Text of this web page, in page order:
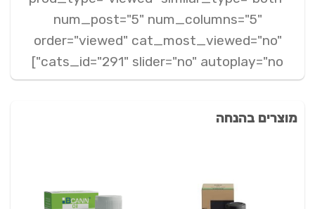
num_post="5" num_columns="5"
order="viewed" cat_most_viewed="no"
cats_id="291" slider="no" autoplay="no"]
מוצרים בהנחה